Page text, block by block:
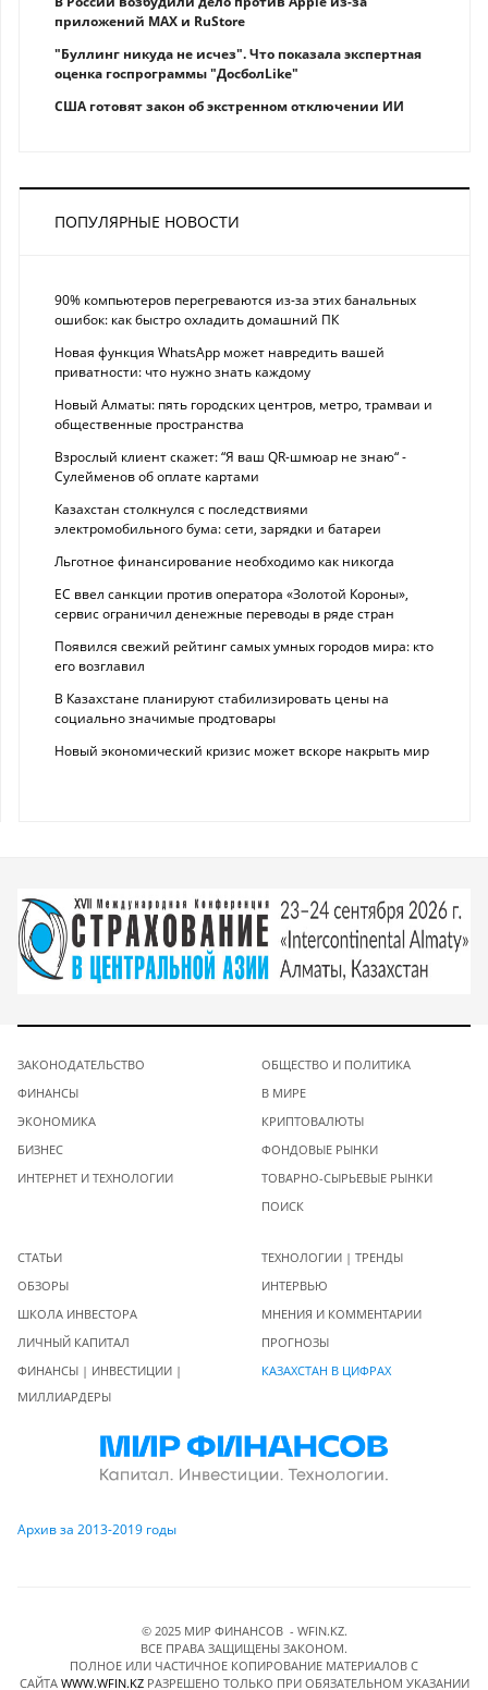
приложений MAX и RuStore
"Буллинг никуда не исчез". Что показала экспертная
оценка госпрограммы "ДосболLike"
США готовят закон об экстренном отключении ИИ
ПОПУЛЯРНЫЕ НОВОСТИ
90% компьютеров перегреваются из-за этих банальных
ошибок: как быстро охладить домашний ПК
Новая функция WhatsApp может навредить вашей
приватности: что нужно знать каждому
Новый Алматы: пять городских центров, метро, трамваи и
общественные пространства
Взрослый клиент скажет: “Я ваш QR-шмюар не знаю“ -
Сулейменов об оплате картами
Казахстан столкнулся с последствиями
электромобильного бума: сети, зарядки и батареи
Льготное финансирование необходимо как никогда
ЕС ввел санкции против оператора «Золотой Короны»,
сервис ограничил денежные переводы в ряде стран
Появился свежий рейтинг самых умных городов мира: кто
его возглавил
В Казахстане планируют стабилизировать цены на
социально значимые продтовары
Новый экономический кризис может вскоре накрыть мир
ЗАКОНОДАТЕЛЬСТВО
ФИНАНСЫ
ЭКОНОМИКА
БИЗНЕС
ИНТЕРНЕТ И ТЕХНОЛОГИИ
ОБЩЕСТВО И ПОЛИТИКА
В МИРЕ
КРИПТОВАЛЮТЫ
ФОНДОВЫЕ РЫНКИ
ТОВАРНО-СЫРЬЕВЫЕ РЫНКИ
ПОИСК
СТАТЬИ
ОБЗОРЫ
ШКОЛА ИНВЕСТОРА
ЛИЧНЫЙ КАПИТАЛ
ФИНАНСЫ | ИНВЕСТИЦИИ |
МИЛЛИАРДЕРЫ
ТЕХНОЛОГИИ | ТРЕНДЫ
ИНТЕРВЬЮ
МНЕНИЯ И КОММЕНТАРИИ
ПРОГНОЗЫ
КАЗАХСТАН В ЦИФРАХ
Архив за 2013-2019 годы
© 2025 МИР ФИНАНСОВ - WFIN.KZ.
ВСЕ ПРАВА ЗАЩИЩЕНЫ ЗАКОНОМ.
ПОЛНОЕ ИЛИ ЧАСТИЧНОЕ КОПИРОВАНИЕ МАТЕРИАЛОВ C
САЙТА WWW.WFIN.KZРАЗРЕШЕНО ТОЛЬКО ПРИ ОБЯЗАТЕЛЬНОМ УКАЗАНИИ